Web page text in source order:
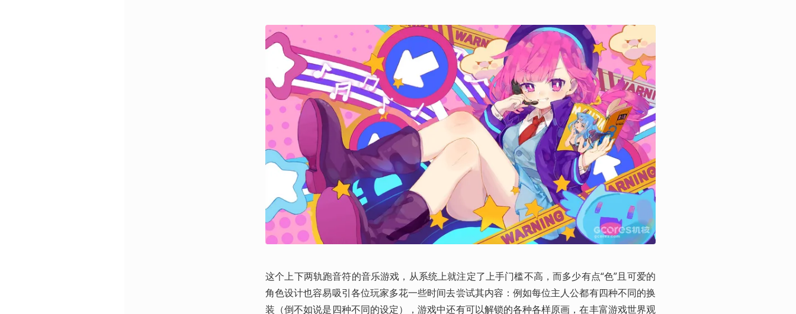
这个上下两轨跑音符的音乐游戏，从系统上就注定了上手门槛不高，而多少有点“色”且可爱的
角色设计也容易吸引各位玩家多花一些时间去尝试其内容：例如每位主人公都有四种不同的换
装（倒不如说是四种不同的设定），游戏中还有可以解锁的各种各样原画，在丰富游戏世界观